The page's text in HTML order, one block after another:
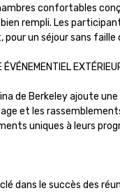
confortables
rempli. Les
un séjour sans faille
ÉVÉNEMENTIEL
de Berkeley ajoute
et les
uniques à leurs
dans le succès des